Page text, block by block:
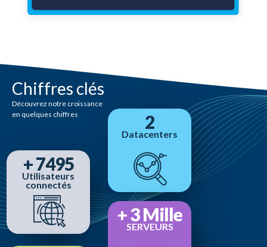
+8883
Utilisateurs
connectés
2
Datacenters
+3Mille
SERVEURS
Chiffres clés
Découvrez notre croissance
en quelques chiffres